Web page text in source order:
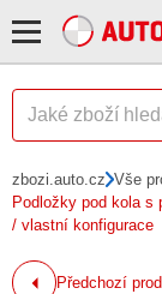
zbozi.auto.cz Vše
Podložky pod kola s
/ vlastní konfigurace
Předchozí